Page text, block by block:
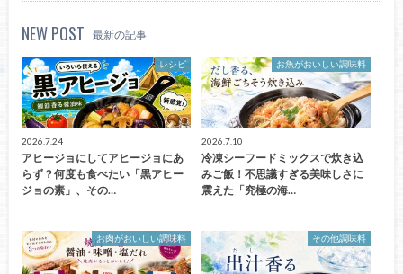
NEW POST 最新の記事
レシピ
2026.7.24
アヒージョにしてアヒージョにあ
らず？何度も食べたい「黒アヒー
ジョの素」、その…
お魚がおいしい調味料
2026.7.10
冷凍シーフードミックスで炊き込
みご飯！不思議すぎる美味しさに
震えた「究極の海…
お肉がおいしい調味料 その他調味料